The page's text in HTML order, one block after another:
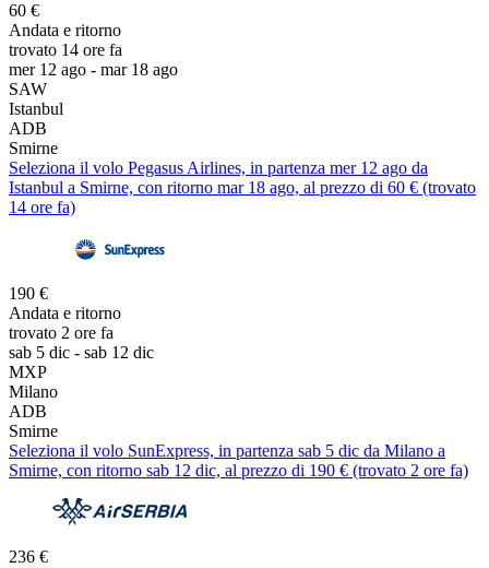
60 €
Andata e ritorno
trovato 14 ore fa
mer 12 ago - mar 18 ago
SAW
Istanbul
ADB
Smirne
Seleziona il volo Pegasus Airlines, in partenza mer 12 ago da
Istanbul a Smirne, con ritorno mar 18 ago, al prezzo di 60 € (trovato
14 ore fa)
190 €
Andata e ritorno
trovato 2 ore fa
sab 5 dic - sab 12 dic
MXP
Milano
ADB
Smirne
Seleziona il volo SunExpress, in partenza sab 5 dic da Milano a
Smirne, con ritorno sab 12 dic, al prezzo di 190 € (trovato 2 ore fa)
236 €